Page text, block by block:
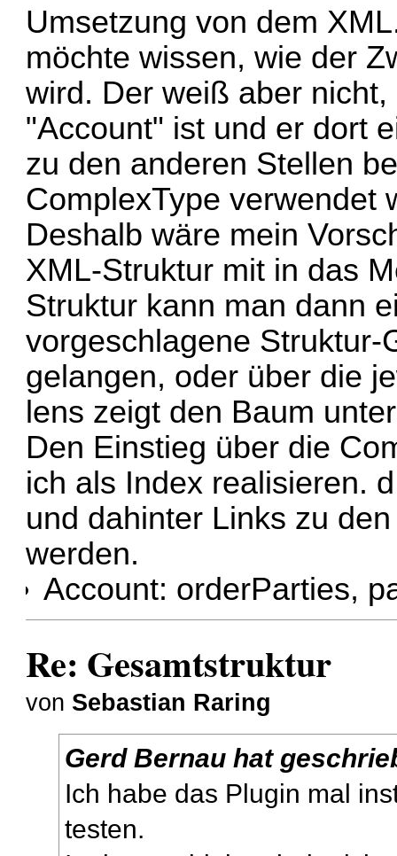
Umsetzung von dem
möchte wissen, wie der
wird. Der weiß aber
"Account" ist und er dort
zu den anderen Stellen
ComplexType verwendet
Deshalb wäre mein
XML-Struktur mit in das
Struktur kann man dann
vorgeschlagene
gelangen, oder über die
lens zeigt den Baum
Den Einstieg über die
ich als Index realisieren.
und dahinter Links zu
werden.
Account: orderParties,
Re: Gesamtstruktur
von Sebastian Raring
Gerd Bernau hat
Ich habe das Plugin mal
testen.